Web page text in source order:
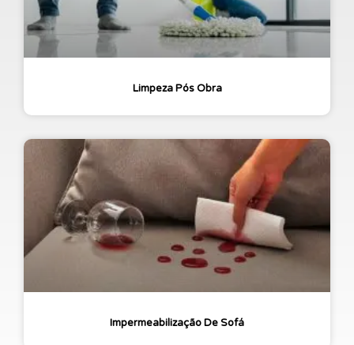
Limpeza Pós Obra
Impermeabilização De Sofá